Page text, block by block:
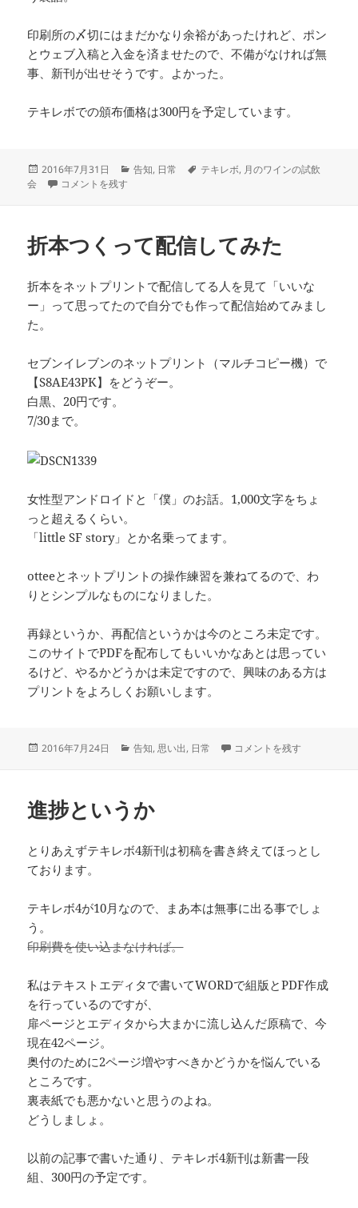
印刷所の〆切にはまだかなり余裕があったけれど、ポン
とウェブ入稿と入金を済ませたので、不備がなければ無
事、新刊が出せそうです。よかった。
テキレボでの頒布価格は300円を予定しています。
投
稿
2016年7月31日
カ
告知, 日常
タ
テキレボ, 月のワインの試飲
会
祝☆入稿 に
コメントを残す
折本つくって配信してみた
折本をネットプリントで配信してる人を見て「いいな
ー」って思ってたので自分でも作って配信始めてみまし
た。
セブンイレブンのネットプリント（マルチコピー機）で
【S8AE43PK】をどうぞー。
白黒、20円です。
7/30まで。
女性型アンドロイドと「僕」のお話。1,000文字をちょ
っと超えるくらい。
「little SF story」とか名乗ってます。
otteeとネットプリントの操作練習を兼ねてるので、わ
りとシンプルなものになりました。
再録というか、再配信というかは今のところ未定です。
このサイトでPDFを配布してもいいかなあとは思ってい
るけど、やるかどうかは未定ですので、興味のある方は
プリントをよろしくお願いします。
投
2016年7月24日
カ
ー
告知,思い出, 日常 折本つくって配信してみた
コメントを残す
進捗というか
とりあえずテキレボ4新刊は初稿を書き終えてほっとし
ております。
テキレボ4が10月なので、まあ本は無事に出る事でしょ
う。
印刷費を使い込まなければ。
私はテキストエディタで書いてWORDで組版とPDF作成
を行っているのですが、
扉ページとエディタから大まかに流し込んだ原稿で、今
現在42ページ。
奥付のために2ページ増やすべきかどうかを悩んでいる
ところです。
裏表紙でも悪かないと思うのよね。
どうしましょ。
以前の記事で書いた通り、テキレボ4新刊は新書一段
組、300円の予定です。